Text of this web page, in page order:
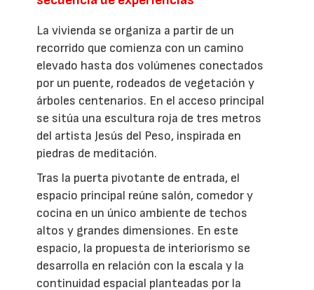
La vivienda se organiza a partir de un
recorrido que comienza con un camino
elevado hasta dos volúmenes conectados
por un puente, rodeados de vegetación y
árboles centenarios. En el acceso principal
se sitúa una escultura roja de tres metros
del artista Jesús del Peso, inspirada en
piedras de meditación.
Tras la puerta pivotante de entrada, el
espacio principal reúne salón, comedor y
cocina en un único ambiente de techos
altos y grandes dimensiones. En este
espacio, la propuesta de interiorismo se
desarrolla en relación con la escala y la
continuidad espacial planteadas por la